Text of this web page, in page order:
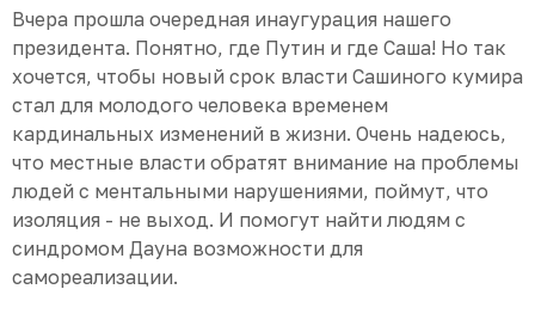
Вчера прошла очередная инаугурация нашего
президента. Понятно, где Путин и где Саша! Но так
хочется, чтобы новый срок власти Сашиного кумира
стал для молодого человека временем
кардинальных изменений в жизни. Очень надеюсь,
что местные власти обратят внимание на проблемы
людей с ментальными нарушениями, поймут, что
изоляция - не выход. И помогут найти людям с
синдромом Дауна возможности для
самореализации.